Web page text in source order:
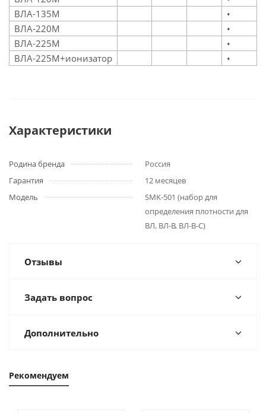
ВЛА-135М
•
ВЛА-220М
•
ВЛА-225М
•
ВЛА-225М+ионизатор
•
Характеристики
Родина бренда
Россия
Гарантия
12 месяцев
Модель
SMK-501 (набор для
определения плотности для
ВЛ, ВЛ-В, ВЛ-В-С)
Отзывы
Задать вопрос
Дополнительно
Рекомендуем